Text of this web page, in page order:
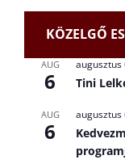
KÖZELGŐ
AUG
6
augusztus
Tini
AUG
6
augusztus